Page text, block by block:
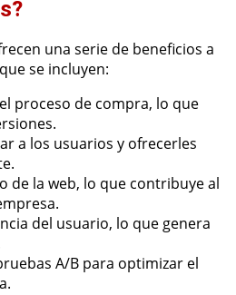
una serie de beneficios a
se incluyen:
proceso de compra, lo que
a los usuarios y ofrecerles
de la web, lo que contribuye al
del usuario, lo que genera
A/B para optimizar el